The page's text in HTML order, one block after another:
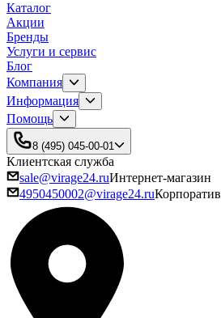
Каталог
Акции
Бренды
Услуги и сервис
Блог
Компания
Информация
Помощь
8 (495) 045-00-01
Клиентская служба
sale@virage24.ruИнтернет-магазин
4950450002@virage24.ru